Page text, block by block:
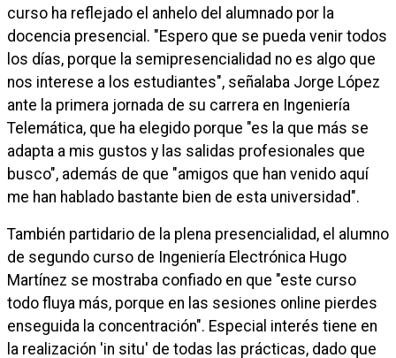
curso ha reflejado el anhelo del alumnado por la
docencia presencial. "Espero que se pueda venir todos
los días, porque la semipresencialidad no es algo que
nos interese a los estudiantes", señalaba Jorge López
ante la primera jornada de su carrera en Ingeniería
Telemática, que ha elegido porque "es la que más se
adapta a mis gustos y las salidas profesionales que
busco", además de que "amigos que han venido aquí
me han hablado bastante bien de esta universidad".
También partidario de la plena presencialidad, el alumno
de segundo curso de Ingeniería Electrónica Hugo
Martínez se mostraba confiado en que "este curso
todo fluya más, porque en las sesiones online pierdes
enseguida la concentración". Especial interés tiene en
la realización 'in situ' de todas las prácticas, dado que